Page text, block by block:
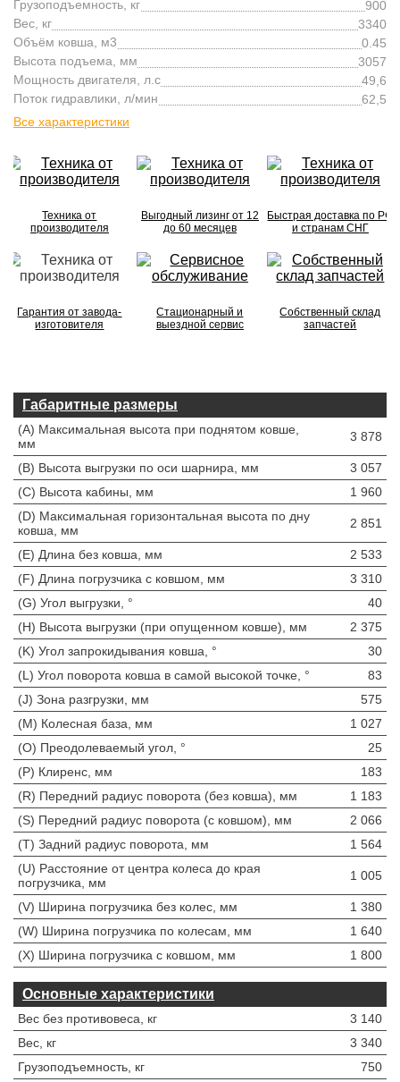
Грузоподъемность, кг
900
Вес, кг
3340
Объём ковша, м3
0.45
Высота подъема, мм
3057
Мощность двигателя, л.с
49,6
Поток гидравлики, л/мин
62,5
Все характеристики
Техника от
производителя
Выгодный лизинг от 12
до 60 месяцев
Быстрая доставка по РФ
и странам СНГ
Гарантия от завода-
изготовителя
Стационарный и
выездной сервис
Собственный склад
запчастей
Габаритные размеры
(A) Максимальная высота при поднятом ковше,
мм
3 878
(B) Высота выгрузки по оси шарнира, мм
3 057
(C) Высота кабины, мм
1 960
(D) Максимальная горизонтальная высота по дну
ковша, мм
2 851
(E) Длина без ковша, мм
2 533
(F) Длина погрузчика с ковшом, мм
3 310
(G) Угол выгрузки, °
40
(H) Высота выгрузки (при опущенном ковше), мм
2 375
(K) Угол запрокидывания ковша, °
30
(L) Угол поворота ковша в самой высокой точке, °
83
(J) Зона разгрузки, мм
575
(M) Колесная база, мм
1 027
(O) Преодолеваемый угол, °
25
(P) Клиренс, мм
183
(R) Передний радиус поворота (без ковша), мм
1 183
(S) Передний радиус поворота (с ковшом), мм
2 066
(T) Задний радиус поворота, мм
1 564
(U) Расстояние от центра колеса до края
погрузчика, мм
1 005
(V) Ширина погрузчика без колес, мм
1 380
(W) Ширина погрузчика по колесам, мм
1 640
(X) Ширина погрузчика с ковшом, мм
1 800
Основные характеристики
Вес без противовеса, кг
3 140
Вес, кг
3 340
Грузоподъемность, кг
750